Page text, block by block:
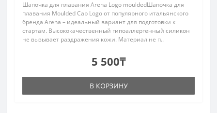
Шапочка для плавания Arena Logo mouldedШапочка для
плавания Moulded Cap Logo от популярного итальянского
бренда Arena – идеальный вариант для подготовки к
стартам. Высококачественный гипоаллергенный силикон
не вызывает раздражения кожи. Материал не п..
5 500₸
В КОРЗИНУ